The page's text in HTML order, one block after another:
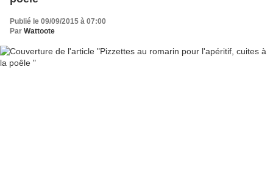
Publié le 09/09/2015 à 07:00
Par Wattoote